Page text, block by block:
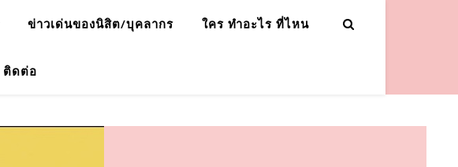
ข่าวเด่นของนิสิต/บุคลากร ใคร ทำอะไร ที่ไหน
ติดต่อ